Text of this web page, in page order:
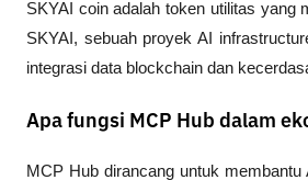
SKYAI coin adalah token utilitas yang
SKYAI, sebuah proyek AI
integrasi data blockchain dan
Apa fungsi MCP Hub dalam
MCP Hub dirancang untuk